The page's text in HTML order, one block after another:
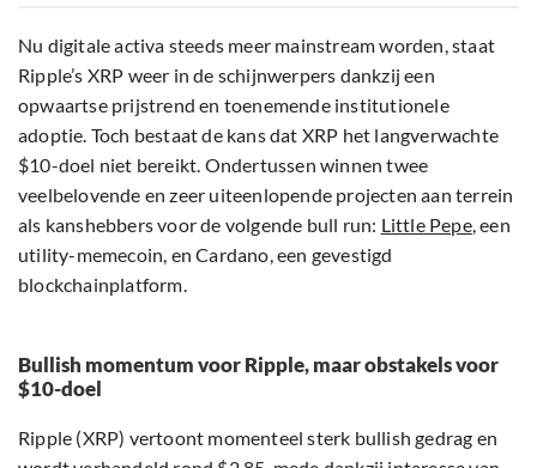
Nu digitale activa steeds meer mainstream worden, staat
Ripple’s XRP weer in de schijnwerpers dankzij een
opwaartse prijstrend en toenemende institutionele
adoptie. Toch bestaat de kans dat XRP het langverwachte
$10-doel niet bereikt. Ondertussen winnen twee
veelbelovende en zeer uiteenlopende projecten aan terrein
als kanshebbers voor de volgende bull run: Little Pepe, een
utility-memecoin, en Cardano, een gevestigd
blockchainplatform.
Bullish momentum voor Ripple, maar obstakels voor
$10-doel
Ripple (XRP) vertoont momenteel sterk bullish gedrag en